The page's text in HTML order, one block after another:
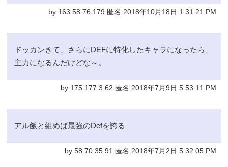
by 163.58.76.179 匿名 2018年10月18日 1:31:21 PM
ドッカンきて、さらにDEFに特化したキャラになったら、
主力になるんだけどな～。
by 175.177.3.62 匿名 2018年7月9日 5:53:11 PM
アル飯と組めば最強のDefを誇る
by 58.70.35.91 匿名 2018年7月2日 5:32:05 PM